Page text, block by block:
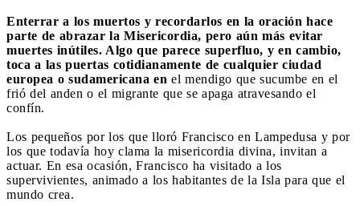
Enterrar a los muertos y recordarlos en la oración hace
parte de abrazar la Misericordia, pero aún más evitar
muertes inútiles. Algo que parece superfluo, y en cambio,
toca a las puertas cotidianamente de cualquier ciudad
europea o sudamericana en el mendigo que sucumbe en el
frió del anden o el migrante que se apaga atravesando el
confín.
Los pequeños por los que lloró Francisco en Lampedusa y por
los que todavía hoy clama la misericordia divina, invitan a
actuar. En esa ocasión, Francisco ha visitado a los
supervivientes, animado a los habitantes de la Isla para que el
mundo crea.